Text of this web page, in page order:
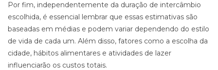
Por fim, independentemente da duração de intercâmbio
escolhida, é essencial lembrar que essas estimativas são
baseadas em médias e podem variar dependendo do estilo
de vida de cada um. Além disso, fatores como a escolha da
cidade, hábitos alimentares e atividades de lazer
influenciarão os custos totais.